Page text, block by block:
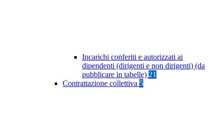
Incarichi conferiti e autorizzati ai
dipendenti (dirigenti e non dirigenti) (da
pubblicare in tabelle) 21
Contrattazione collettiva 5